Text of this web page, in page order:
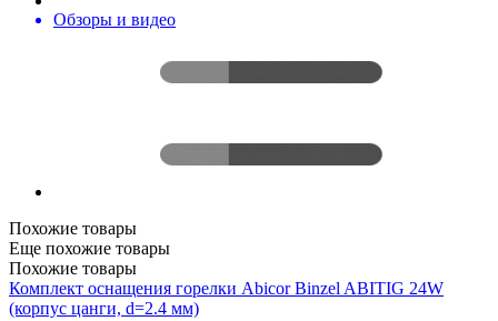
Обзоры и видео
Похожие товары
Еще похожие товары
Похожие товары
Комплект оснащения горелки Abicor Binzel ABITIG 24W
(корпус цанги, d=2.4 мм)